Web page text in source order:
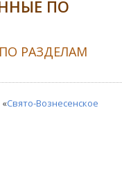
ПО
РАЗДЕЛАМ
Свято-Вознесенское